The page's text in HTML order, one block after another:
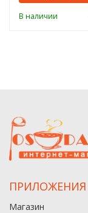
В наличии
ПРИЛОЖЕНИЯ
Магазин